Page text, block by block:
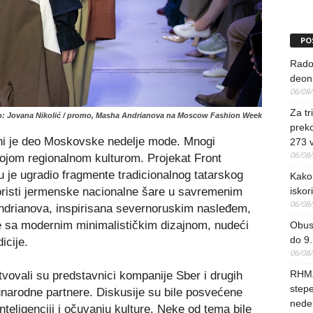
Jovana Nikolić / promo, Masha Andrianova na Moscow Fashion Week
je deo Moskovske nedelje mode. Mnogi
regionalnom kulturom. Projekat Front
ugradio fragmente tradicionalnog tatarskog
jermenske nacionalne šare u savremenim
inspirisana severnoruskim nasleđem,
modernim minimalističkim dizajnom, nudeći
su predstavnici kompanije Sber i drugih
partnere. Diskusije su bile posvećene
i očuvanju kulture. Neke od tema bile
06/
Za
273
06/
06/
do
06/